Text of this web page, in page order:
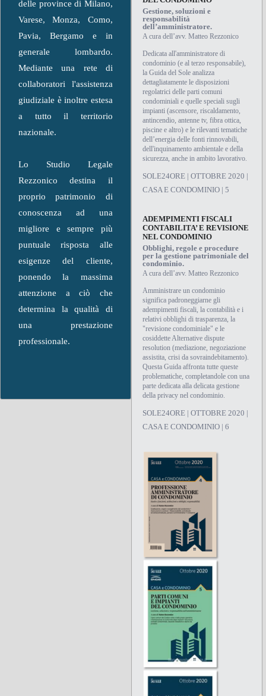
delle province di Milano,
Varese, Monza, Como,
Pavia, Bergamo e in
generale lombardo.
Mediante una rete di
collaboratori l'assistenza
giudiziale è inoltre estesa
a tutto il territorio
nazionale.
Lo Studio Legale
Rezzonico destina il
proprio patrimonio di
conoscenza ad una
migliore e sempre più
puntuale risposta alle
esigenze del cliente,
ponendo la massima
attenzione a ciò che
determina la qualità di
una prestazione
professionale.
Gestione, soluzioni e
responsabilità
dell’amministratore.
A cura dell’avv. Matteo Rezzonico
Dedicata all'amministratore di
condominio (e al terzo responsabile),
la Guida del Sole analizza
dettagliatamente le disposizioni
regolatrici delle parti comuni
condominiali e quelle speciali sugli
impianti (ascensore, riscaldamento,
antincendio, antenne tv, fibra ottica,
piscine e altro) e le rilevanti tematiche
dell’energia delle fonti rinnovabili,
dell'inquinamento ambientale e della
sicurezza, anche in ambito lavorativo.
SOLE24ORE | OTTOBRE 2020 |
CASA E CONDOMINIO | 5
ADEMPIMENTI FISCALI
CONTABILITA’ E REVISIONE
NEL CONDOMINIO
Obblighi, regole e procedure
per la gestione patrimoniale del
condominio.
A cura dell’avv. Matteo Rezzonico
Amministrare un condominio
significa padroneggiarne gli
adempimenti fiscali, la contabilità e i
relativi obblighi di trasparenza, la
"revisione condominiale" e le
cosiddette Alternative dispute
resolution (mediazione, negoziazione
assistita, crisi da sovraindebitamento).
Questa Guida affronta tutte queste
problematiche, completandole con una
parte dedicata alla delicata gestione
della privacy nel condominio.
SOLE24ORE | OTTOBRE 2020 |
CASA E CONDOMINIO | 6